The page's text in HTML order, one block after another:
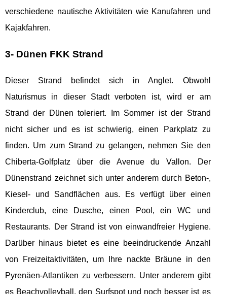
verschiedene nautische Aktivitäten wie Kanufahren und
Kajakfahren.
3- Dünen FKK Strand
Dieser Strand befindet sich in Anglet. Obwohl
Naturismus in dieser Stadt verboten ist, wird er am
Strand der Dünen toleriert. Im Sommer ist der Strand
nicht sicher und es ist schwierig, einen Parkplatz zu
finden. Um zum Strand zu gelangen, nehmen Sie den
Chiberta-Golfplatz über die Avenue du Vallon. Der
Dünenstrand zeichnet sich unter anderem durch Beton-,
Kiesel- und Sandflächen aus. Es verfügt über einen
Kinderclub, eine Dusche, einen Pool, ein WC und
Restaurants. Der Strand ist von einwandfreier Hygiene.
Darüber hinaus bietet es eine beeindruckende Anzahl
von Freizeitaktivitäten, um Ihre nackte Bräune in den
Pyrenäen-Atlantiken zu verbessern. Unter anderem gibt
es Beachvolleyball, den Surfspot und noch besser ist es